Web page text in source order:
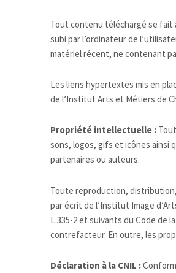
Tout contenu téléchargé se fait
subi par l’ordinateur de
matériel récent, ne contenant
Les liens hypertextes mis en
de l’Institut Arts et Métiers de
Propriété intellectuelle :
sons, logos, gifs et icônes ainsi
partenaires ou auteurs.
Toute reproduction,
par écrit de l’Institut Image
L.335-2 et suivants du Code
contrefacteur. En outre, les
Déclaration à la CNIL :